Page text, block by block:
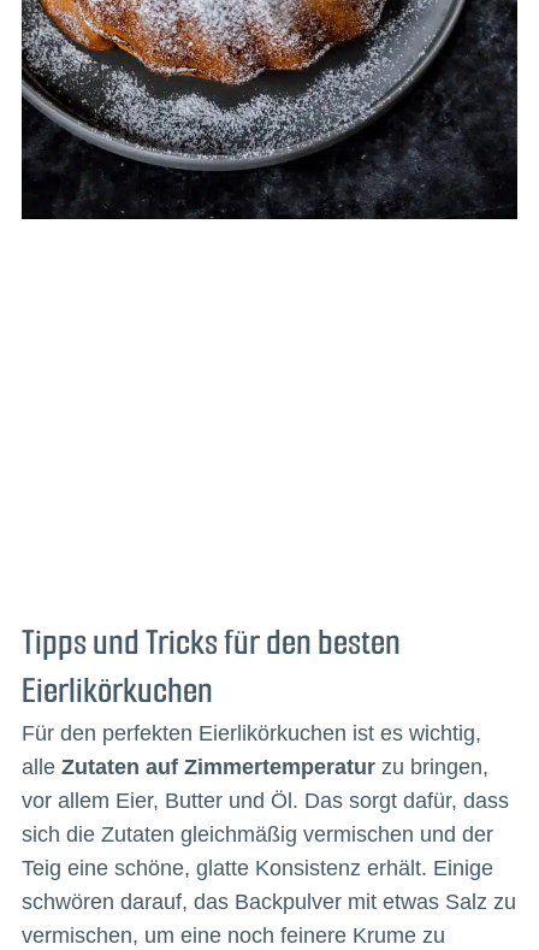
Tipps und Tricks für den besten
Eierlikörkuchen
Für den perfekten Eierlikörkuchen ist es wichtig,
alle Zutaten auf Zimmertemperaturzu bringen,
vor allem Eier, Butter und Öl. Das sorgt dafür, dass
sich die Zutaten gleichmäßig vermischen und der
Teig eine schöne, glatte Konsistenz erhält. Einige
schwören darauf, das Backpulver mit etwas Salz zu
vermischen, um eine noch feinere Krume zu